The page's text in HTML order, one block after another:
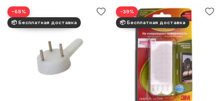
−68% −39%